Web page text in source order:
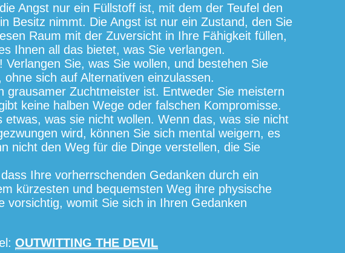
Angst nur ein Füllstoff ist, mit dem der Teufel den
Besitz nimmt. Die Angst ist nur ein Zustand, den Sie
Raum mit der Zuversicht in Ihre Fähigkeit füllen,
Ihnen all das bietet, was Sie verlangen.
Sie, was Sie wollen, und bestehen Sie
sich auf Alternativen einzulassen.
grausamer Zuchtmeister ist. Entweder Sie meistern
keine halben Wege oder falschen Kompromisse.
was sie nicht wollen. Wenn das, was sie nicht
wird, können Sie sich mental weigern, es
nicht den Weg für die Dinge verstellen, die Sie
Ihre vorherrschenden Gedanken durch ein
kürzesten und bequemsten Weg ihre physische
vorsichtig, womit Sie sich in Ihren Gedanken
OUTWITTING THE DEVIL